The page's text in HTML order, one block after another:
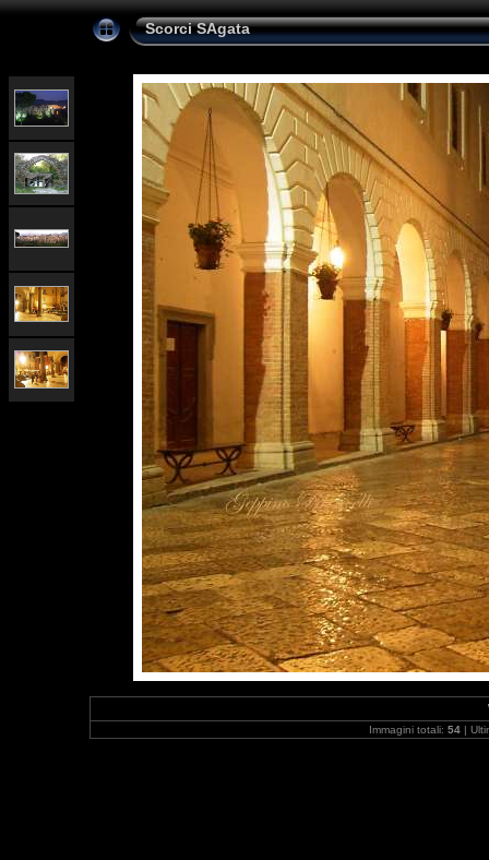
Scorci SAgata
Immagini totali: 54 |